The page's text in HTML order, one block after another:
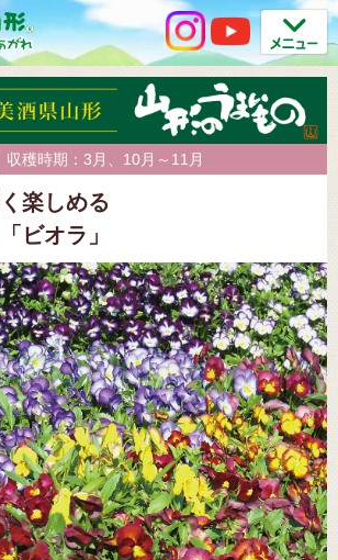
収穫時期：3月、10月～11月
楽しめる
ビオラ」